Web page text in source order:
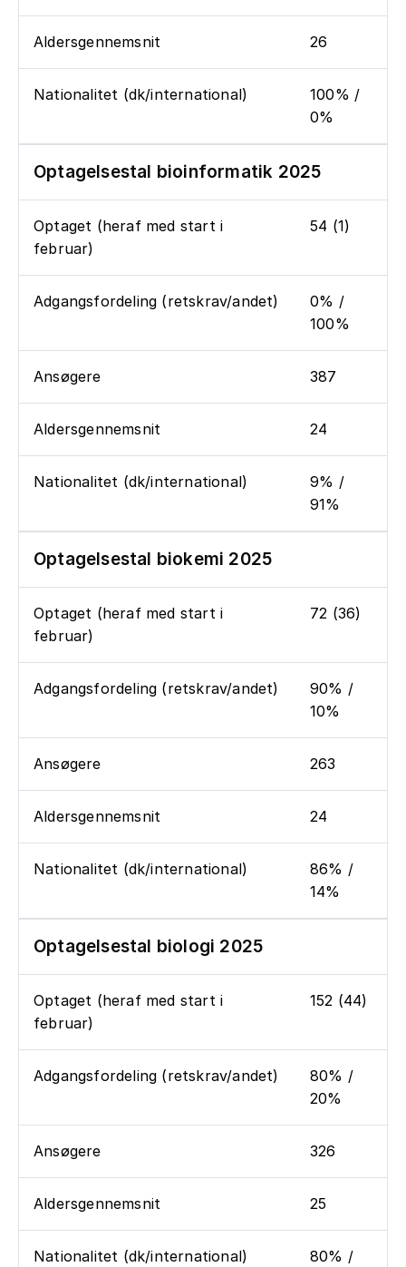
Aldersgennemsnit 26
Nationalitet (dk/international)
100% /
0%
Optagelsestal bioinformatik 2025
Optaget (heraf med start i
februar)
54 (1)
Adgangsfordeling (retskrav/andet)
0% /
100%
Ansøgere 387
Aldersgennemsnit 24
Nationalitet (dk/international)
9% /
91%
Optagelsestal biokemi 2025
Optaget (heraf med start i
februar)
72 (36)
Adgangsfordeling (retskrav/andet)
90% /
10%
Ansøgere 263
Aldersgennemsnit 24
Nationalitet (dk/international)
86% /
14%
Optagelsestal biologi 2025
Optaget (heraf med start i
februar)
152 (44)
Adgangsfordeling (retskrav/andet)
80% /
20%
Ansøgere 326
Aldersgennemsnit 25
Nationalitet (dk/international)
80% /